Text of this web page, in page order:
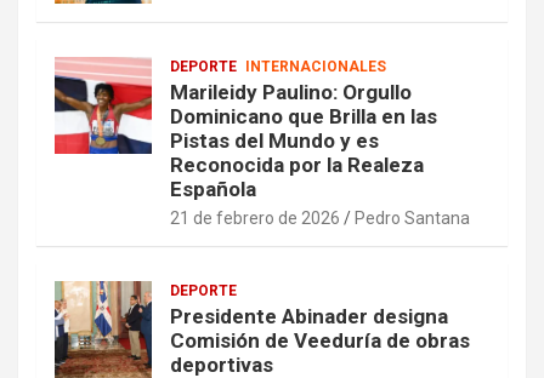
DEPORTE INTERNACIONALES
Marileidy Paulino: Orgullo
Dominicano que Brilla en las
Pistas del Mundo y es
Reconocida por la Realeza
Española
21 de febrero de 2026 Pedro Santana
DEPORTE
Presidente Abinader designa
Comisión de Veeduría de obras
deportivas